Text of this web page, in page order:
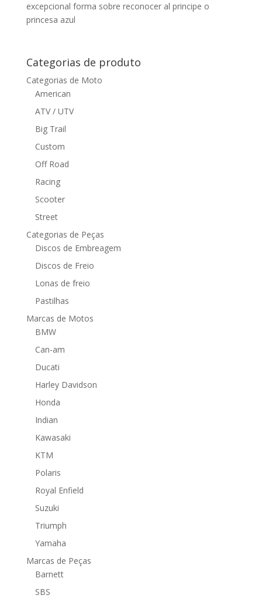
excepcional forma sobre reconocer al principe o
princesa azul
Categorias de produto
Categorias de Moto
American
ATV / UTV
Big Trail
Custom
Off Road
Racing
Scooter
Street
Categorias de Peças
Discos de Embreagem
Discos de Freio
Lonas de freio
Pastilhas
Marcas de Motos
BMW
Can-am
Ducati
Harley Davidson
Honda
Indian
Kawasaki
KTM
Polaris
Royal Enfield
Suzuki
Triumph
Yamaha
Marcas de Peças
Barnett
SBS